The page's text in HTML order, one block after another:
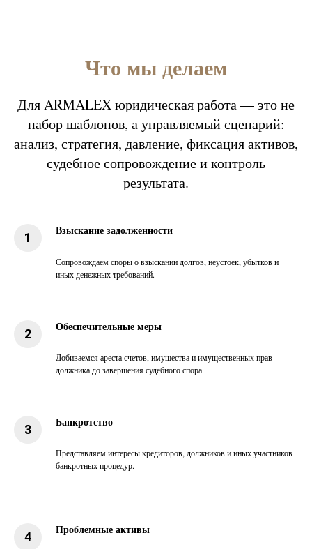
Что мы делаем
Для ARMALEX юридическая работа — это не
набор шаблонов, а управляемый сценарий:
анализ, стратегия, давление, фиксация активов,
судебное сопровождение и контроль
результата.
Взыскание задолженности
Сопровождаем споры о взыскании долгов, неустоек, убытков и
иных денежных требований.
Обеспечительные меры
Добиваемся ареста счетов, имущества и имущественных прав
должника до завершения судебного спора.
Банкротство
Представляем интересы кредиторов, должников и иных участников
банкротных процедур.
Проблемные активы